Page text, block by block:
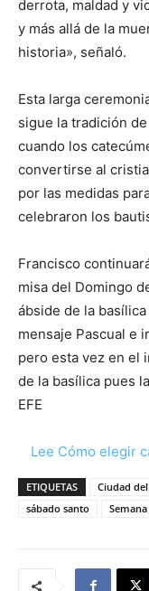
derrota, maldad y
y más allá de la
historia», señaló.
Esta larga
sigue la tradición
cuando los
convertirse al
por las medidas
celebraron los
Francisco
misa del Domingo
ábside de la
mensaje Pascual e
pero esta vez en el
de la basílica pues
EFE
Lee Cómo elegir
ETIQUETAS Ciudad
sábado santo